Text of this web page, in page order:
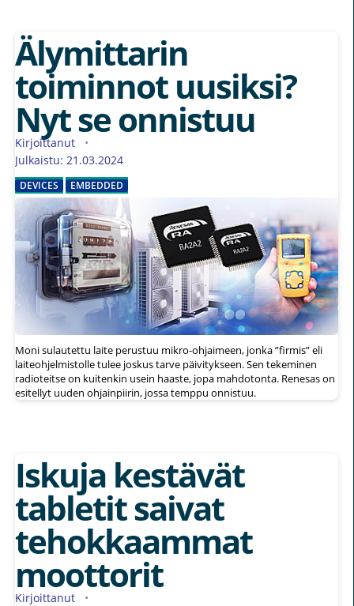
Älymittarin
toiminnot uusiksi?
Nyt se onnistuu
Kirjoittanut
Julkaistu: 21.03.2024
DEVICES EMBEDDED
Moni sulautettu laite perustuu mikro-ohjaimeen, jonka ”firmis” eli
laiteohjelmistolle tulee joskus tarve päivitykseen. Sen tekeminen
radioteitse on kuitenkin usein haaste, jopa mahdotonta. Renesas on
esitellyt uuden ohjainpiirin, jossa temppu onnistuu.
Iskuja kestävät
tabletit saivat
tehokkaammat
moottorit
Kirjoittanut